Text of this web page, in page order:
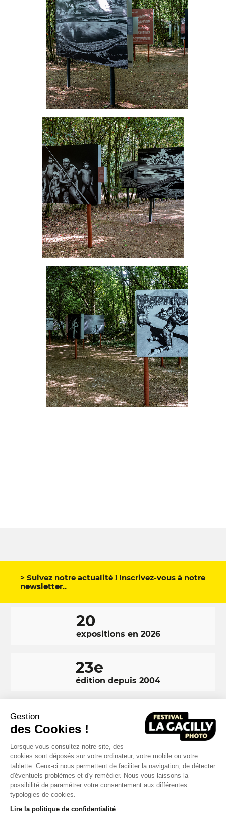
Gestion
des Cookies !
Lorsque vous consultez notre site, des
cookies sont déposés sur votre ordinateur, votre mobile ou votre
tablette. Ceux-ci nous permettent de faciliter la navigation, de détecter
d'éventuels problèmes et d'y remédier. Nous vous laissons la
possibilité de paramétrer votre consentement aux différentes
typologies de cookies.
Lire la politique de confidentialité
> Suivez notre actualité ! Inscrivez-vous à notre
newsletter..
20
expositions en 2026
23e
édition depuis 2004
visiteurs en 2025
RÉSEAUX
SOCIAUX
FOOTER
FacebookLinkedInInstagram
NAVIGATION
Mentions légales Crédits